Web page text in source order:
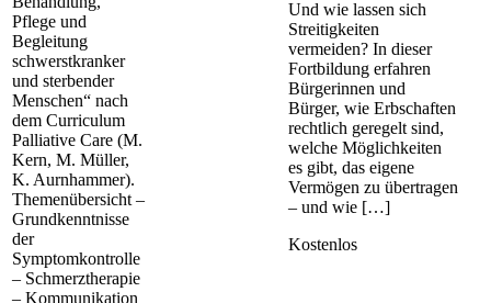
Pflege und
Begleitung
schwerstkranker
und sterbender
Menschen“ nach
dem Curriculum
Palliative Care (M.
Kern, M. Müller,
K. Aurnhammer).
Themenübersicht –
Grundkenntnisse
der
Symptomkontrolle
– Schmerztherapie
– Kommunikation
Und wie lassen sich
Streitigkeiten
vermeiden? In dieser
Fortbildung erfahren
Bürgerinnen und
Bürger, wie Erbschaften
rechtlich geregelt sind,
welche Möglichkeiten
es gibt, das eigene
Vermögen zu übertragen
– und wie […]
Kostenlos